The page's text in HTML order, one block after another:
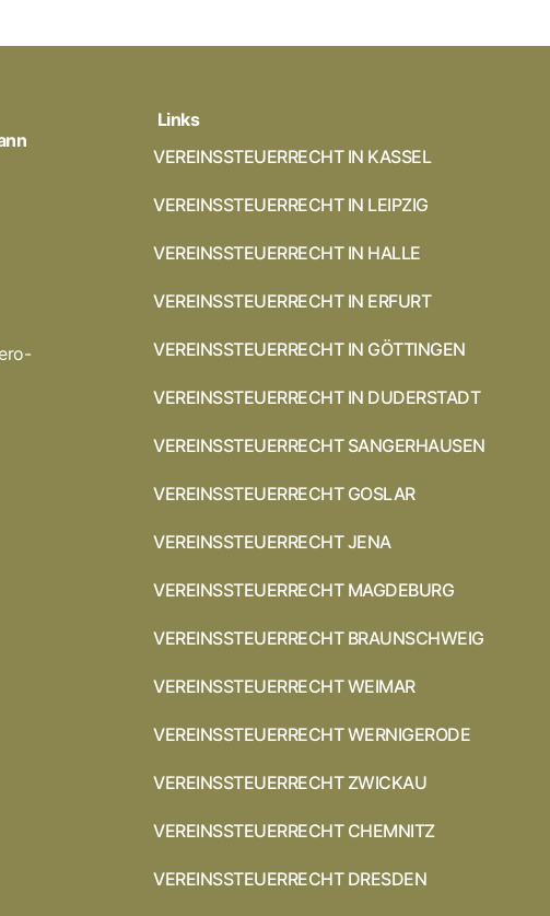
Links
VEREINSSTEUERRECHT IN KASSEL
VEREINSSTEUERRECHT IN LEIPZIG
VEREINSSTEUERRECHT IN HALLE
VEREINSSTEUERRECHT IN ERFURT
VEREINSSTEUERRECHT IN GÖTTINGEN
VEREINSSTEUERRECHT IN DUDERSTADT
VEREINSSTEUERRECHT SANGERHAUSEN
VEREINSSTEUERRECHT GOSLAR
VEREINSSTEUERRECHT JENA
VEREINSSTEUERRECHT MAGDEBURG
VEREINSSTEUERRECHT BRAUNSCHWEIG
VEREINSSTEUERRECHT WEIMAR
VEREINSSTEUERRECHT WERNIGERODE
VEREINSSTEUERRECHT ZWICKAU
VEREINSSTEUERRECHT CHEMNITZ
VEREINSSTEUERRECHT DRESDEN